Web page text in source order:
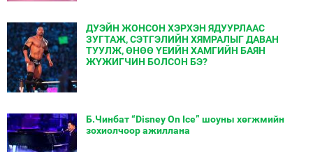
ДУЭЙН ЖОНСОН ХЭРХЭН ЯДУУРЛААС
ЗУГТАЖ, СЭТГЭЛИЙН ХЯМРАЛЫГ ДАВАН
ТУУЛЖ, ӨНӨӨ ҮЕИЙН ХАМГИЙН БАЯН
ЖҮЖИГЧИН БОЛСОН БЭ?
Б.Чинбат “Disney On Ice” шоуны хөгжмийн
зохиолчоор ажиллана